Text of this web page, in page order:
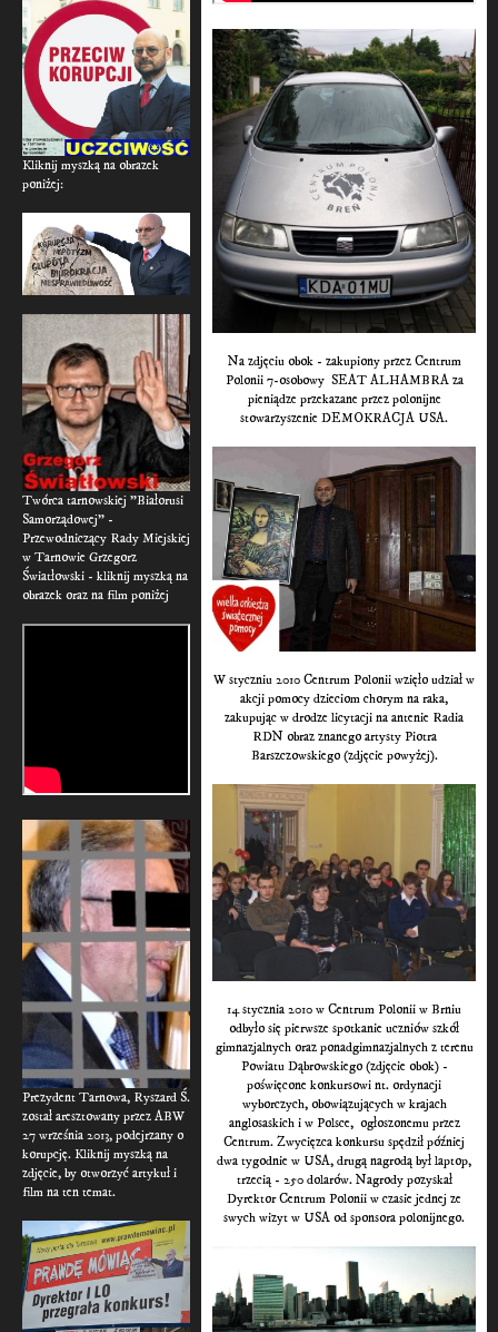
Kliknij myszką na obrazek
poniżej:
Twórca tarnowskiej "Białorusi
Samorządowej" -
Przewodniczący Rady Miejskiej
w Tarnowie Grzegorz
Światłowski - kliknij myszką na
obrazek oraz na film poniżej
Prezydent Tarnowa, Ryszard Ś.
został aresztowany przez ABW
27 września 2013, podejrzany o
korupcję. Kliknij myszką na
zdjęcie, by otworzyć artykuł i
film na ten temat.
Na zdjęciu obok - zakupiony przez Centrum
Polonii 7-osobowy SEAT ALHAMBRA za
pieniądze przekazane przez polonijne
stowarzyszenie DEMOKRACJA USA.
W styczniu 2010 Centrum Polonii wzięło udział w
akcji pomocy dzieciom chorym na raka,
zakupując w drodze licytacji na antenie Radia
RDN obraz znanego artysty Piotra
Barszczowskiego (zdjęcie powyżej).
14 stycznia 2010 w Centrum Polonii w Brniu
odbyło się pierwsze spotkanie uczniów szkół
gimnazjalnych oraz ponadgimnazjalnych z terenu
Powiatu Dąbrowskiego (zdjęcie obok) -
poświęcone konkursowi nt. ordynacji
wyborczych, obowiązujących w krajach
anglosaskich i w Polsce, ogłoszonemu przez
Centrum. Zwycięzca konkursu spędził później
dwa tygodnie w USA, drugą nagrodą był laptop,
trzecią - 250 dolarów. Nagrody pozyskał
Dyrektor Centrum Polonii w czasie jednej ze
swych wizyt w USA od sponsora polonijnego.